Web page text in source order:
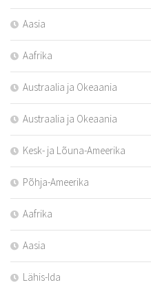
Aasia
Aafrika
Austraalia ja Okeaania
Austraalia ja Okeaania
Kesk- ja Lõuna-Ameerika
Põhja-Ameerika
Aafrika
Aasia
Lähis-Ida